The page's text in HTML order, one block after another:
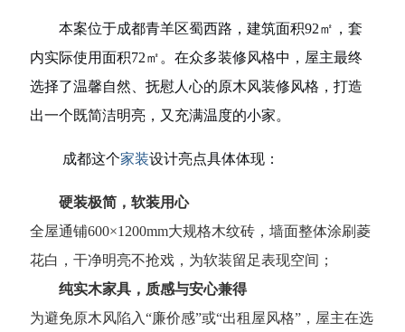
本案位于成都青羊区蜀西路，建筑面积92㎡，套
内实际使用面积72㎡。在众多装修风格中，屋主最终
选择了温馨自然、抚慰人心的原木风装修风格，打造
出一个既简洁明亮，又充满温度的小家。
成都这个家装设计亮点具体体现：
硬装极简，软装用心
全屋通铺600×1200mm大规格木纹砖，墙面整体涂刷菱
花白，干净明亮不抢戏，为软装留足表现空间；
纯实木家具，质感与安心兼得
为避免原木风陷入“廉价感”或“出租屋风格”，屋主在选